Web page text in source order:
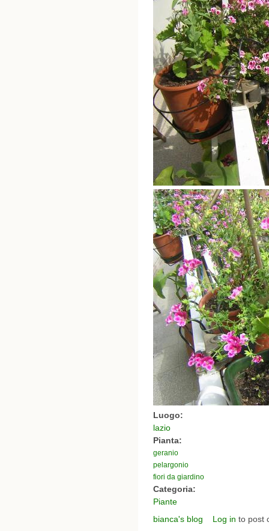
Luogo:
lazio
Pianta:
geranio
pelargonio
fiori da giardino
Categoria:
Piante
bianca's blog
Log in to post